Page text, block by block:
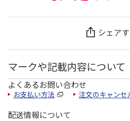
シェア
マークや記載内容について
よくあるお問い合わせ
お支払い方法 注文のキャンセ
配送情報について